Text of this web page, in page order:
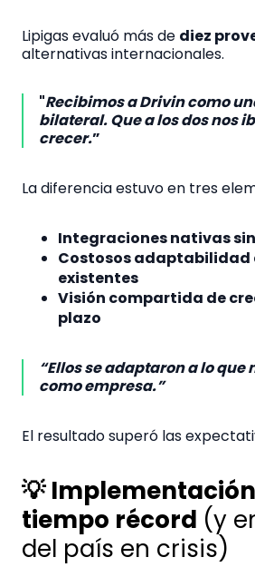
Lipigas evaluó más de diez
alternativas internacionales.
"Recibimos a Drivin como
bilateral. Que a los dos nos
crecer.”
La diferencia estuvo en tres
Integraciones nativas
Costosos adaptabilidad
existentes
Visión compartida de
plazo
“Ellos se adaptaron a lo
como empresa.”
El resultado superó las
💡
tiempo récord (y
del país en crisis)